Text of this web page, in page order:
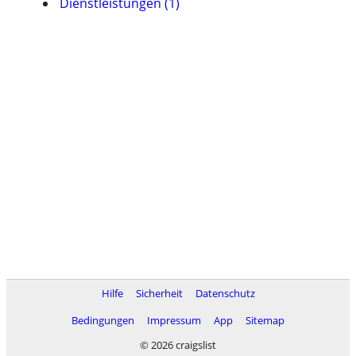
Hilfe Sicherheit
Datenschutz
Bedingungen
Impressum App
Sitemap
© 2026 craigslist